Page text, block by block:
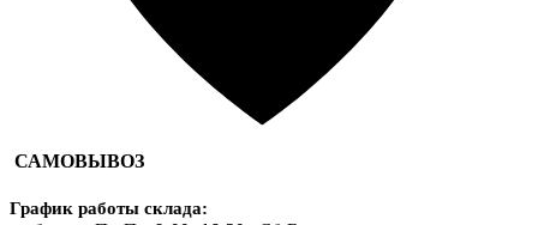
САМОВЫВОЗ
График работы склада: